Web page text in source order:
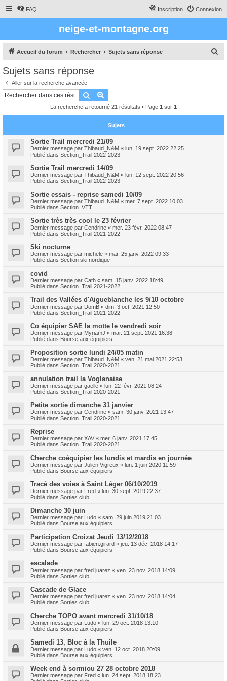
FAQ Connexion
Inscription
neige-et-montagne.org
Accueil du forum Rechercher Sujets sans réponse
h
Sujets sans réponse
Aller sur la recherche avancée
Rechercher
La recherche a retourné 21 résultats • Page 1 sur 1
Sujets
Sortie Trail mercredi 21/09
Dernier message par Thibaud_N&M « lun. 19 sept. 2022 22:25
Publié dans Section_Trail 2022-2023
Sortie Trail mercredi 14/09
Dernier message par Thibaud_N&M « lun. 12 sept. 2022 20:56
Publié dans Section_Trail 2022-2023
Sortie essais - reprise samedi 10/09
Dernier message par Thibaud_N&M « mer. 7 sept. 2022 10:03
Publié dans Section_VTT
Sortie très très cool le 23 février
Dernier message par Cendrine « mer. 23 févr. 2022 08:47
Publié dans Section_Trail 2021-2022
Ski nocturne
Dernier message par michele « mar. 25 janv. 2022 09:33
Publié dans Section ski nordique
covid
Dernier message par Cath « sam. 15 janv. 2022 18:49
Publié dans Section_Trail 2021-2022
Trail des Vallées d'Aigueblanche les 9/10 octobre
Dernier message par DomB « dim. 3 oct. 2021 12:50
Publié dans Section_Trail 2021-2022
Co équipier SAE la motte le vendredi soir
Dernier message par MyriamJ « mar. 21 sept. 2021 16:38
Publié dans Bourse aux équipiers
Proposition sortie lundi 24/05 matin
Dernier message par Thibaud_N&M « ven. 21 mai 2021 22:53
Publié dans Section_Trail 2020-2021
annulation trail la Voglanaise
Dernier message par gaelle « lun. 22 févr. 2021 08:24
Publié dans Section_Trail 2020-2021
Petite sortie dimanche 31 janvier
Dernier message par Cendrine « sam. 30 janv. 2021 13:47
Publié dans Section_Trail 2020-2021
Reprise
Dernier message par XAV « mer. 6 janv. 2021 17:45
Publié dans Section_Trail 2020-2021
Cherche coéquipier les lundis et mardis en journée
Dernier message par Julien Vigreux « lun. 1 juin 2020 11:59
Publié dans Bourse aux équipiers
Tracé des voies à Saint Léger 06/10/2019
Dernier message par Fred « lun. 30 sept. 2019 22:37
Publié dans Sorties club
Dimanche 30 juin
Dernier message par Ludo « sam. 29 juin 2019 21:03
Publié dans Bourse aux équipiers
Participation Croizat Jeudi 13/12/2018
Dernier message par fabien.girard « jeu. 13 déc. 2018 14:17
Publié dans Bourse aux équipiers
escalade
Dernier message par fred juarez « ven. 23 nov. 2018 14:09
Publié dans Sorties club
Cascade de Glace
Dernier message par fred juarez « ven. 23 nov. 2018 14:04
Publié dans Sorties club
Cherche TOPO avant mercredi 31/10/18
Dernier message par Ludo « lun. 29 oct. 2018 13:10
Publié dans Bourse aux équipiers
Samedi 13, Bloc à la Thuile
Dernier message par Ludo « ven. 12 oct. 2018 20:09
Publié dans Bourse aux équipiers
Week end à sormiou 27 28 octobre 2018
Dernier message par Fred « lun. 24 sept. 2018 18:23